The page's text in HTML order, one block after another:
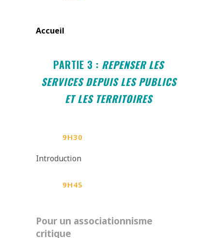
Accueil
PARTIE 3 : REPENSER LES
SERVICES DEPUIS LES PUBLICS
ET LES TERRITOIRES
9H30
Introduction
9H45
Pour un associationnisme
critique